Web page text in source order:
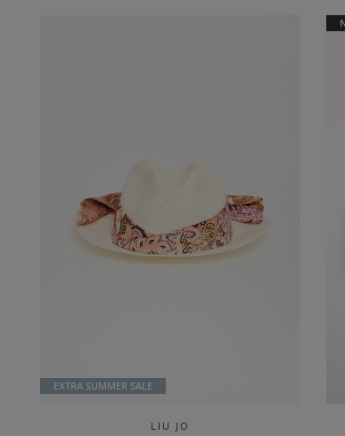
EXTRA SUMMER SALE
LIU JO